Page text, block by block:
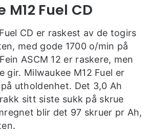
Fuel CD
CD er raskest av de togirs
med gode 1700 o/min på
ASCM 12 er raskere, men
gir. Milwaukee M12 Fuel er
utholdenhet. Det 3,0 Ah
sitt siste sukk på skrue
blir det 97 skruer pr Ah,